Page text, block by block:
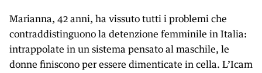
Marianna, 42 anni, ha vissuto tutti i problemi che
contraddistinguono la detenzione femminile in Italia:
intrappolate in un sistema pensato al maschile, le
donne finiscono per essere dimenticate in cella. L’Icam